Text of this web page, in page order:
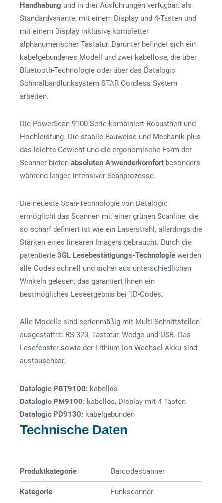
Handhabung und in drei Ausführungen verfügbar: als
Standardvariante, mit einem Display und 4-Tasten und
mit einem Display inklusive kompletter
alphanumerischer Tastatur. Darunter befindet sich ein
kabelgebundenes Modell und zwei kabellose, die über
Bluetooth-Technologie oder über das Datalogic
Schmalbandfunksystem STAR Cordless System
arbeiten.
Die PowerScan 9100 Serie kombiniert Robustheit und
Hochleistung. Die stabile Bauweise und Mechanik plus
das leichte Gewicht und die ergonomische Form der
Scanner bieten absoluten Anwenderkomfort besonders
während langer, intensiver Scanprozesse.
Die neueste Scan-Technologie von Datalogic
ermöglicht das Scannen mit einer grünen Scanline, die
so scharf definiert ist wie ein Laserstrahl, allerdings die
Stärken eines linearen Imagers gebraucht. Durch die
patentierte 3GL Lesebestätigungs-Technologie werden
alle Codes schnell und sicher aus unterschiedlichen
Winkeln gelesen, das garantiert Ihnen ein
bestmögliches Leseergebnis bei 1D-Codes.
Alle Modelle sind serienmäßig mit Multi-Schnittstellen
ausgestattet: RS-323, Tastatur, Wedge und USB. Das
Lesefenster sowie der Lithium-Ion Wechsel-Akku sind
austauschbar.
Datalogic PBT9100: kabellos
Datalogic PM9100: kabellos, Display mit 4 Tasten
Datalogic PD9130: kabelgebunden
Technische Daten
Produktkategorie Barcode­­scanner
Kategorie Funkscanner